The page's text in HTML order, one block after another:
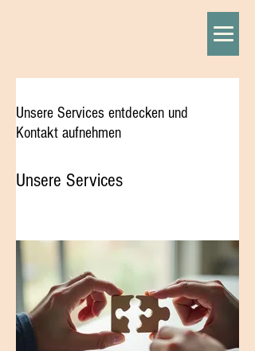
Unsere Services entdecken und
Kontakt aufnehmen
Unsere Services